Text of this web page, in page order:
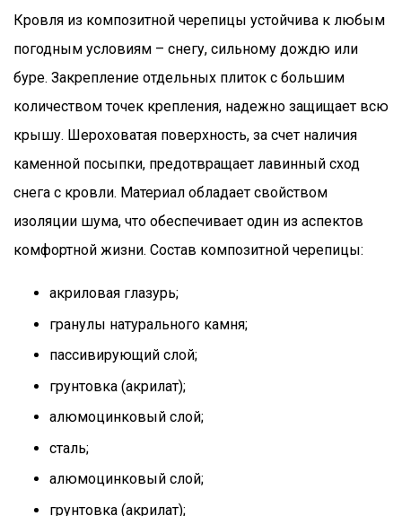
Кровля из композитной черепицы устойчива к любым
погодным условиям – снегу, сильному дождю или
буре. Закрепление отдельных плиток с большим
количеством точек крепления, надежно защищает всю
крышу. Шероховатая поверхность, за счет наличия
каменной посыпки, предотвращает лавинный сход
снега с кровли. Материал обладает свойством
изоляции шума, что обеспечивает один из аспектов
комфортной жизни. Состав композитной черепицы:
акриловая глазурь;
гранулы натурального камня;
пассивирующий слой;
грунтовка (акрилат);
алюмоцинковый слой;
сталь;
алюмоцинковый слой;
грунтовка (акрилат);